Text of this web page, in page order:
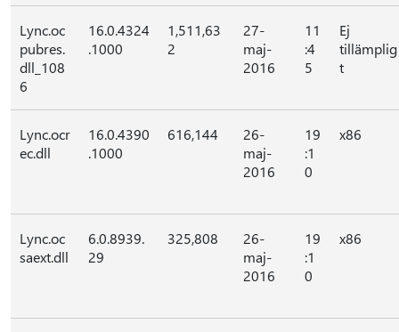
Lync.oc
pubres.
dll_108
6
16.0.4324
.1000
1,511,63
2
27-
maj-
2016
11
:4
5
Ej
tillämplig
t
Lync.ocr
ec.dll
16.0.4390
.1000
616,144
26-
maj-
2016
19
:1
0
x86
Lync.oc
saext.dll
6.0.8939.
29
325,808
26-
maj-
2016
19
:1
0
x86